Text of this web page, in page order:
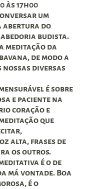
às 17h00
um
abertura do
budista.
meditação da
de modo a
diversas
é sobre
e paciente na
coração e
que
alta, frases de
os outros.
é o de
má vontade. Boa
é o